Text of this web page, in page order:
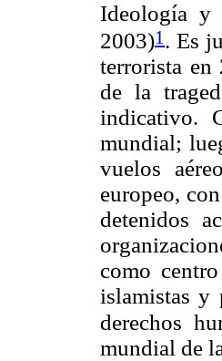
Ideología y
2003)1 . Es
terrorista en
de la
indicativo.
mundial;
vuelos
europeo,
detenidos
como
islamistas
derechos
mundial de